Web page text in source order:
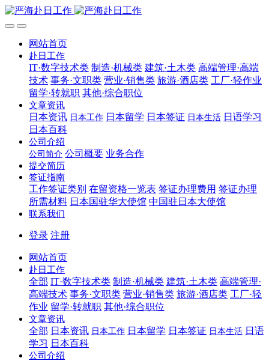
网站首页
赴日工作
IT·数字技术类 制造·机械类 建筑·土木类 高端管理·高端
技术 事务·文职类 营业·销售类 旅游·酒店类 工厂·轻作业
留学·转就职 其他·综合职位
文章资讯
日本资讯 日本工作 日本留学 日本签证 日本生活 日语学习
日本百科
公司介绍
公司简介 公司概要 业务合作
提交简历
签证指南
工作签证类别 在留资格一览表 签证办理费用 签证办理
所需材料 日本国驻华大使馆 中国驻日本大使馆
联系我们
登录 注册
网站首页
赴日工作
全部 IT·数字技术类 制造·机械类 建筑·土木类 高端管理·
高端技术 事务·文职类 营业·销售类 旅游·酒店类 工厂·轻
作业 留学·转就职 其他·综合职位
文章资讯
全部 日本资讯 日本工作 日本留学 日本签证 日本生活 日语
学习 日本百科
公司介绍